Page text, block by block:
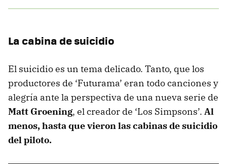
La cabina de suicidio
El suicidio es un tema delicado. Tanto, que los
productores de ‘Futurama’ eran todo canciones y
alegría ante la perspectiva de una nueva serie de
Matt Groening, el creador de ‘Los Simpsons’. Al
menos, hasta que vieron las cabinas de suicidio
del piloto.